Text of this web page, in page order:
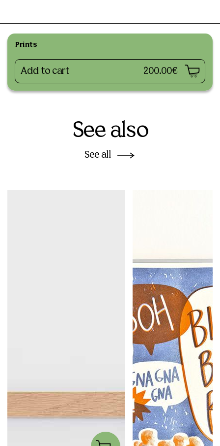
Prints
Add to cart 200.00€
See also
See all